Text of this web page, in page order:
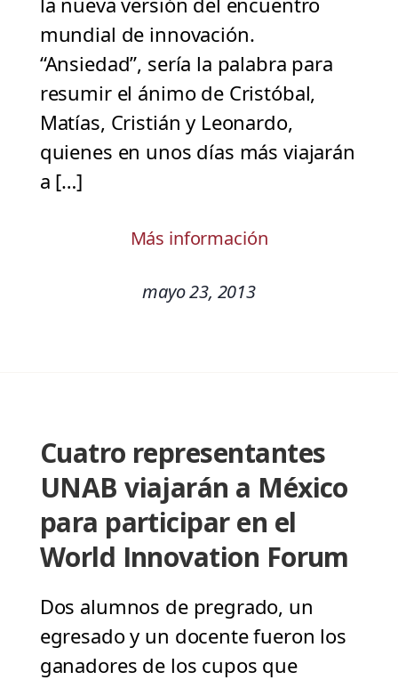
mundial de innovación.
“Ansiedad”, sería la palabra para
resumir el ánimo de Cristóbal,
Matías, Cristián y Leonardo,
quienes en unos días más viajarán
a […]
Más información
mayo 23, 2013
Cuatro representantes
UNAB viajarán a México
para participar en el
World Innovation Forum
Dos alumnos de pregrado, un
egresado y un docente fueron los
ganadores de los cupos que